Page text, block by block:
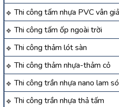
Thi công tấm nhựa PVC vân
Thi công tấm ốp ngoài trời
Thi công thảm lót sàn
Thi công thảm nhựa-thảm cỏ
Thi công trần nhựa nano lam
Thi công trần nhựa thả tấm